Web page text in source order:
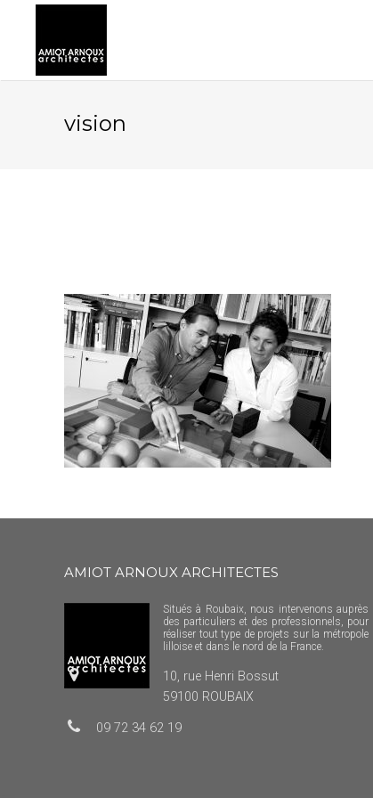
vision
AMIOT ARNOUX ARCHITECTES
Situés à Roubaix, nous intervenons auprès
des particuliers et des professionnels, pour
réaliser tout type de projets sur la métropole
lilloise et dans le nord de la France.
10, rue Henri Bossut
59100 ROUBAIX
09 72 34 62 19